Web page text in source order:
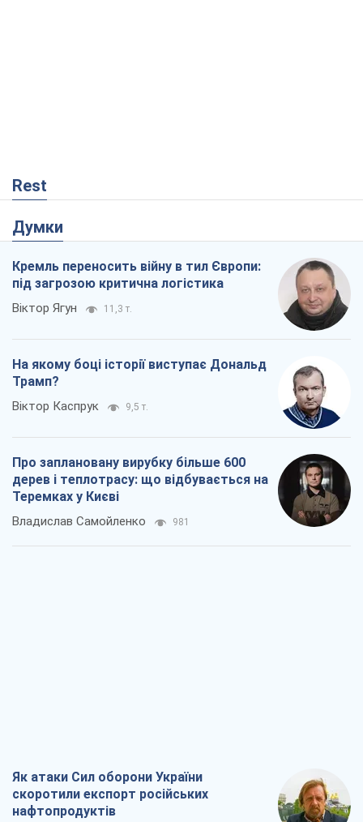
Rest
Думки
Кремль переносить війну в тил Європи:
під загрозою критична логістика
Віктор Ягун 11,3 т.
На якому боці історії виступає Дональд
Трамп?
Віктор Каспрук 9,5 т.
Про заплановану вирубку більше 600
дерев і теплотрасу: що відбувається на
Теремках у Києві
Владислав Самойленко 981
Як атаки Сил оборони України
скоротили експорт російських
нафтопродуктів